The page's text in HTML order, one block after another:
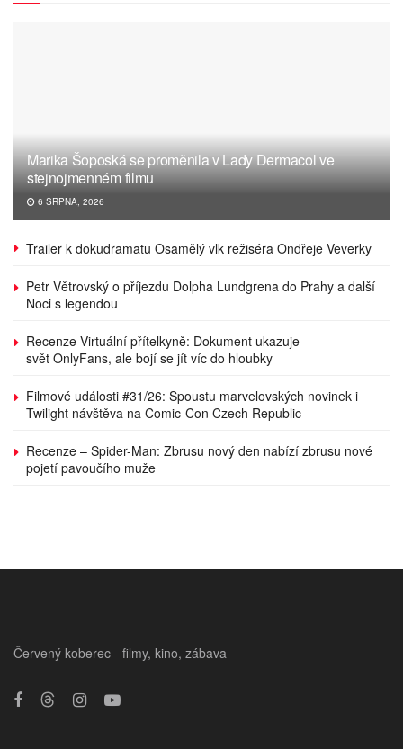
Marika Šoposká se proměnila v Lady Dermacol ve
stejnojmenném filmu
6 SRPNA, 2026
Trailer k dokudramatu Osamělý vlk režiséra Ondřeje Veverky
Petr Větrovský o příjezdu Dolpha Lundgrena do Prahy a další
Noci s legendou
Recenze Virtuální přítelkyně: Dokument ukazuje
svět OnlyFans, ale bojí se jít víc do hloubky
Filmové události #31/26: Spoustu marvelovských novinek i
Twilight návštěva na Comic-Con Czech Republic
Recenze – Spider-Man: Zbrusu nový den nabízí zbrusu nové
pojetí pavoučího muže
Červený koberec - filmy, kino, zábava